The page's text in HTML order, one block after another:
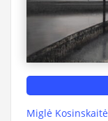
Miglė Kosinskaitė